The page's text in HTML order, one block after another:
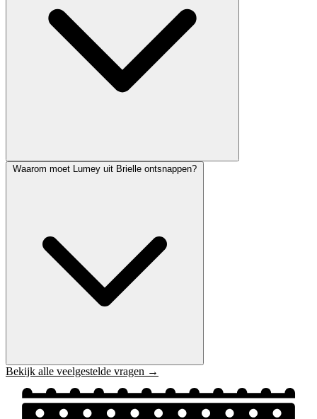
Waarom moet Lumey uit Brielle ontsnappen?
Bekijk alle veelgestelde vragen →